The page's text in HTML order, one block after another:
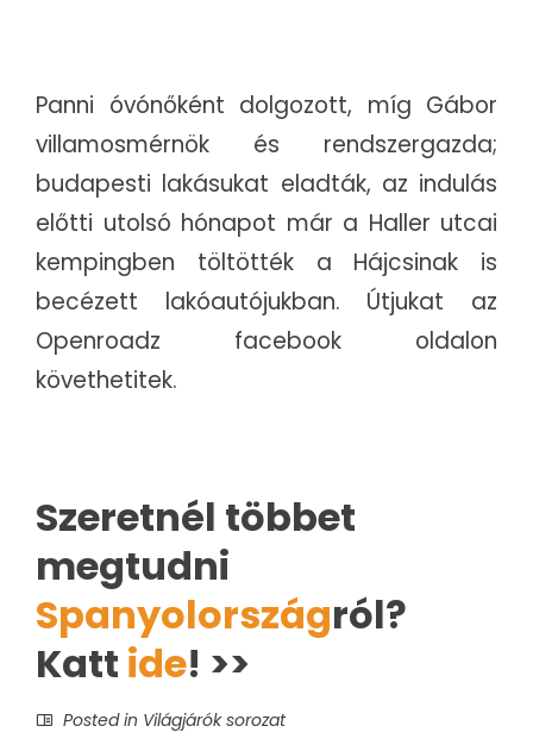
Panni óvónőként dolgozott, míg Gábor
villamosmérnök és rendszergazda;
budapesti lakásukat eladták, az indulás
előtti utolsó hónapot már a Haller utcai
kempingben töltötték a Hájcsinak is
becézett lakóautójukban. Útjukat az
Openroadz facebook oldalon
követhetitek.
Szeretnél többet
megtudni
Spanyolországról?
Katt ide! >>
Posted in Világjárók sorozat